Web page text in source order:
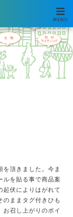
MENU
頂きました。今ま
ルを貼る事で商品案
起伏によりはがれて
のままタグ付きひも
お召し上がりのポイ